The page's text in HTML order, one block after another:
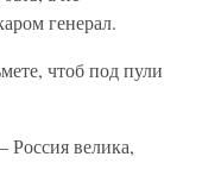
генерал.
чтоб под пули
велика,